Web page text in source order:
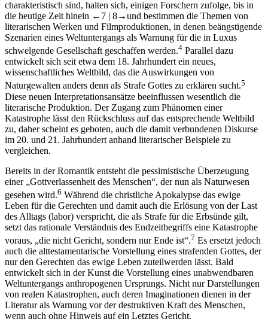
charakteristisch sind, halten sich, einigen Forschern zufolge, bis in
die heutige Zeit hinein ←7 | 8→und bestimmen die Themen von
literarischen Werken und Filmproduktionen, in denen beängstigende
Szenarien eines Weltuntergangs als Warnung für die in Luxus
schwelgende Gesellschaft geschaffen werden.4 Parallel dazu
entwickelt sich seit etwa dem 18. Jahrhundert ein neues,
wissenschaftliches Weltbild, das die Auswirkungen von
Naturgewalten anders denn als Strafe Gottes zu erklären sucht.5
Diese neuen Interpretationsansätze beeinflussen wesentlich die
literarische Produktion. Der Zugang zum Phänomen einer
Katastrophe lässt den Rückschluss auf das entsprechende Weltbild
zu, daher scheint es geboten, auch die damit verbundenen Diskurse
im 20. und 21. Jahrhundert anhand literarischer Beispiele zu
vergleichen.
Bereits in der Romantik entsteht die pessimistische Überzeugung
einer „Gottverlassenheit des Menschen“, der nun als Naturwesen
gesehen wird.6 Während die christliche Apokalypse das ewige
Leben für die Gerechten und damit auch die Erlösung von der Last
des Alltags (labor) verspricht, die als Strafe für die Erbsünde gilt,
setzt das rationale Verständnis des Endzeitbegriffs eine Katastrophe
voraus, „die nicht Gericht, sondern nur Ende ist“.7 Es ersetzt jedoch
auch die alttestamentarische Vorstellung eines strafenden Gottes, der
nur den Gerechten das ewige Leben zuteilwerden lässt. Bald
entwickelt sich in der Kunst die Vorstellung eines unabwendbaren
Weltuntergangs anthropogenen Ursprungs. Nicht nur Darstellungen
von realen Katastrophen, auch deren Imaginationen dienen in der
Literatur als Warnung vor der destruktiven Kraft des Menschen,
wenn auch ohne Hinweis auf ein Letztes Gericht.